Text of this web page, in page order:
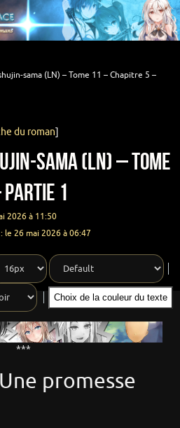
sama (LN) – Tome 11 – Chapitre 5 –
du roman]
sama (LN) – Tome
Partie 1
2026 à 11:50
le 26 mai 2026 à 06:47
Choix de la couleur du texte
***
promesse